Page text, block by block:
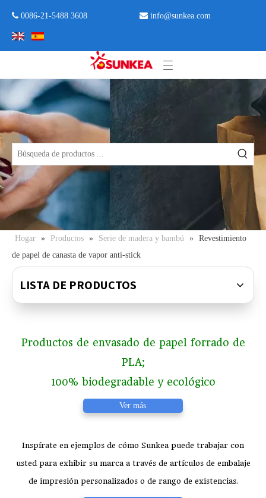
 0086-21-5488 3608  info@sunkea.com
Hogar » Productos » Serie de madera y bambú » Revestimiento
de papel de canasta de vapor anti-stick
LISTA DE PRODUCTOS
Productos de envasado de papel forrado de
PLA;
100% biodegradable y ecológico
Ver más
Inspírate en ejemplos de cómo Sunkea puede trabajar con
usted para exhibir su marca a través de artículos de embalaje
de impresión personalizados o de rango de existencias.